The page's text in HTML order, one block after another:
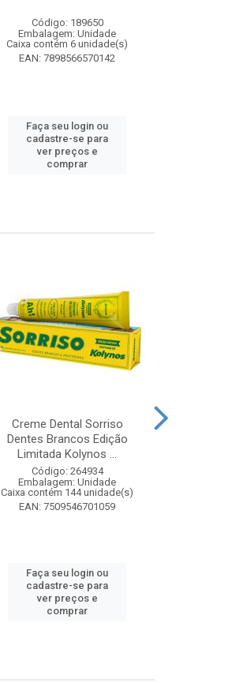
Código: 189650
Embalagem: Unidade
Caixa contém 6 unidade(s)
EAN: 7898566570142
Faça seu login ou
cadastre-se para
ver preços e
comprar
Creme Dental Sorriso
Dentes Brancos Edição
Limitada Kolynos ...
Código: 264934
Embalagem: Unidade
Caixa contém 144 unidade(s)
EAN: 7509546701059
Faça seu login ou
cadastre-se para
ver preços e
comprar